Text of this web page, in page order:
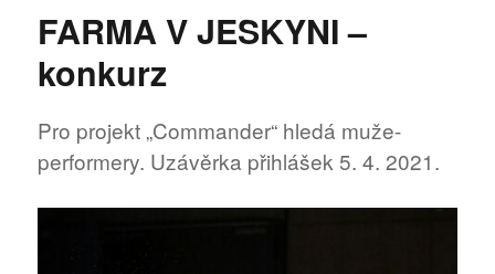
FARMA V JESKYNI –
konkurz
Pro projekt „Commander“ hledá muže-
performery. Uzávěrka přihlášek 5. 4. 2021.